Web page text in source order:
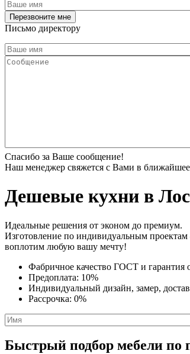
Письмо директору
Спасибо за Ваше сообщение!
Наш менеджер свяжется с Вами в
Дешевые кухни в
Идеальные решения от эконом до премиум.
Изготовление по индивидуальным
воплотим любую вашу мечту!
Фабричное качество ГОСТ и гарантия
Предоплата: 10%
Индивидуальный дизайн, замер,
Рассрочка: 0%
Быстрый подбор мебели по